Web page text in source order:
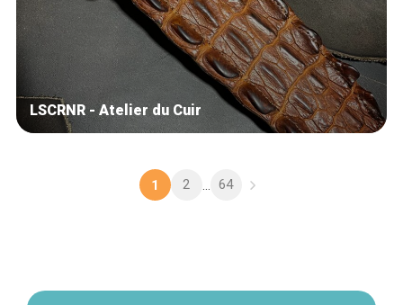
LSCRNR - Atelier du Cuir
1 2 ... 64